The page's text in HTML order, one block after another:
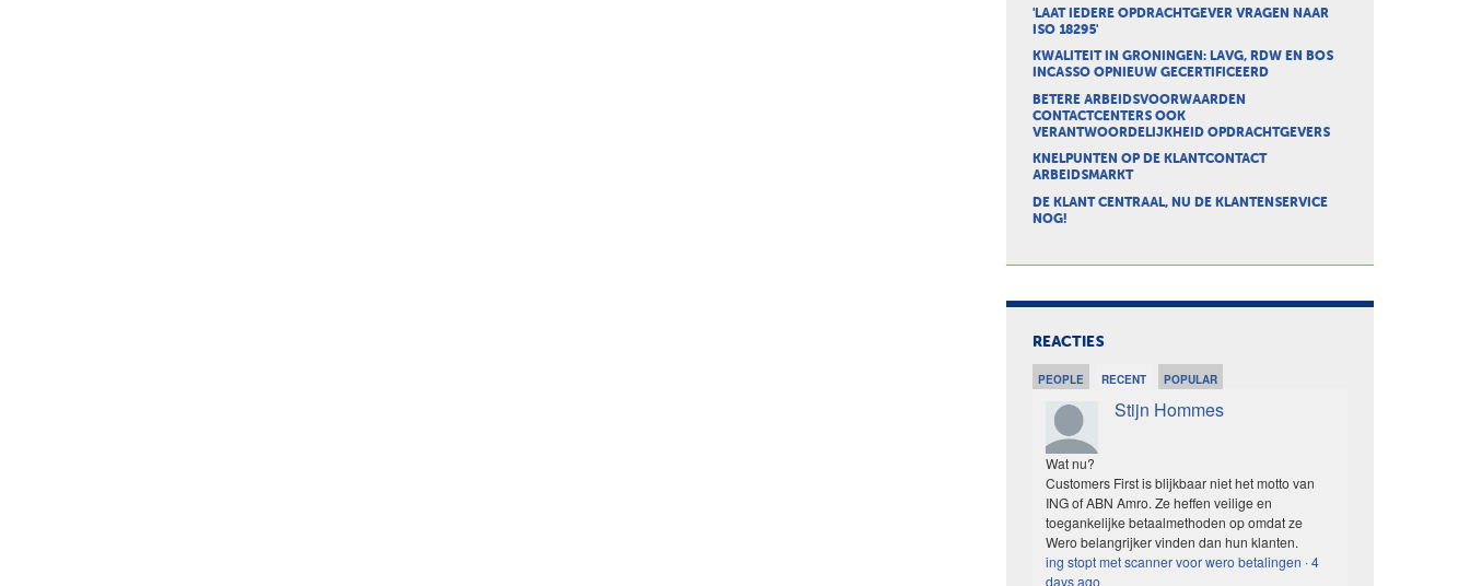
'LAAT IEDERE OPDRACHTGEVER VRAGEN NAAR
ISO 18295'
KWALITEIT IN GRONINGEN: LAVG, RDW EN BOS
INCASSO OPNIEUW GECERTIFICEERD
BETERE ARBEIDSVOORWAARDEN
CONTACTCENTERS OOK
VERANTWOORDELIJKHEID OPDRACHTGEVERS
KNELPUNTEN OP DE KLANTCONTACT
ARBEIDSMARKT
DE KLANT CENTRAAL, NU DE KLANTENSERVICE
NOG!
REACTIES
PEOPLE RECENT POPULAR
Stijn Hommes
Wat nu?
Customers First is blijkbaar niet het motto van
ING of ABN Amro. Ze heffen veilige en
toegankelijke betaalmethoden op omdat ze
Wero belangrijker vinden dan hun klanten.
ing stopt met scanner voor wero betalingen ·4
days ago